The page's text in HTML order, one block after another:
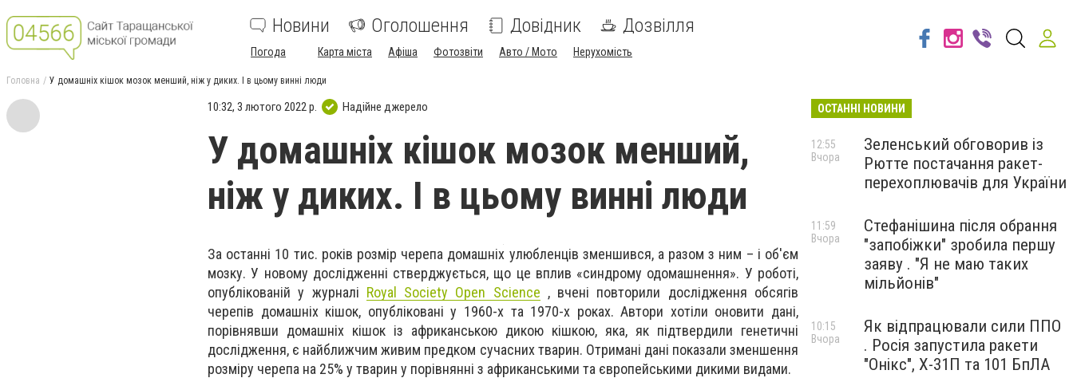
Новини Оголошення Довідник Дозвілля
Погода Карта міста Афіша Фотозвіти Авто / Мото Нерухомість
Головна У домашніх кішок мозок менший, ніж у диких. І в цьому винні люди
10:32, 3 лютого 2022 р. Надійне джерело
У домашніх кішок мозок менший,
ніж у диких. І в цьому винні люди
За останні 10 тис. років розмір черепа домашніх улюбленців зменшився, а разом з ним – і об'єм
мозку. У новому дослідженні стверджується, що це вплив «синдрому одомашнення». У роботі,
опублікованій у журналі Royal Society Open Science , вчені повторили дослідження обсягів
черепів домашніх кішок, опубліковані у 1960-х та 1970-х роках. Автори хотіли оновити дані,
порівнявши домашніх кішок із африканською дикою кішкою, яка, як підтвердили генетичні
дослідження, є найближчим живим предком сучасних тварин. Отримані дані показали зменшення
розміру черепа на 25% у тварин у порівнянні з африканськими та європейськими дикими видами.
ОСТАННІ НОВИНИ
Зеленський обговорив із
Рютте постачання ракет-
перехоплювачів для України
12:55
Вчора
Стефанішина після обрання
"запобіжки" зробила першу
заяву . "Я не маю таких
мільйонів"
11:59
Вчора
Як відпрацювали сили ППО
. Росія запустила ракети
"Онікс", Х-31П та 101 БпЛА
10:15
Вчора